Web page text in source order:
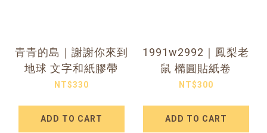
青青的島｜謝謝你來到
地球 文字和紙膠帶
NT$330
ADD TO CART
1991w2992｜鳳梨老
鼠 橢圓貼紙卷
NT$300
ADD TO CART